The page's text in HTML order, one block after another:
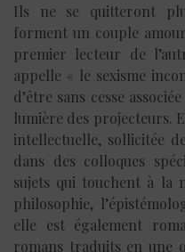
Ils ne se quitteront
forment un couple
premier lecteur de
appelle « le sexisme
d’être sans cesse
lumière des projecteurs.
intellectuelle, sollicitée
dans des colloques
sujets qui touchent à la
philosophie,
elle est également
romans traduits en une